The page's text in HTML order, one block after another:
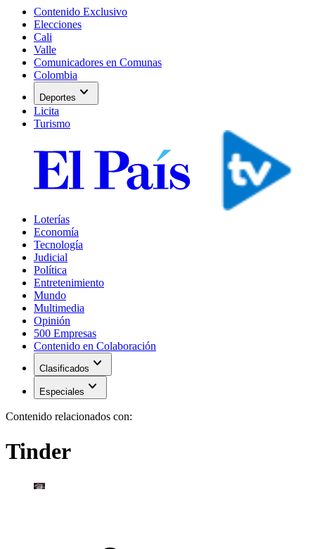
Contenido Exclusivo
Elecciones
Cali
Valle
Comunicadores en Comunas
Colombia
Deportes expand_more
Licita
Turismo
Loterías
Economía
Tecnología
Judicial
Política
Entretenimiento
Mundo
Multimedia
Opinión
500 Empresas
Contenido en Colaboración
Clasificados expand_more
Especiales expand_more
Contenido relacionados con:
Tinder